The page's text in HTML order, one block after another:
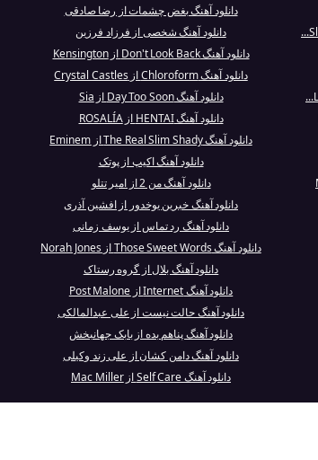
دانلود آهنگ بغض چشمات از رضا صادقی
دانلود آهنگ شخصی از فرزاد فرزین
دانلود آهنگ Don't Look Back از Kensington
دانلود آهنگ Chloroform از Crystal Castles
دانلود آهنگ Day Too Soon از Sia
دانلود آهنگ HENTAI از ROSALÍA
دانلود آهنگ The Real Slim Shady از Eminem
دانلود آهنگ اکیپ از پوتک
دانلود آهنگ من 2 از امیر تتلو
دانلود آهنگ خبرین یوخدور از افشین آذری
دانلود آهنگ رد تماس از یوسف زمانی
دانلود آهنگ Those Sweet Words از Norah Jones
دانلود آهنگ بلال از گروه رستاک
دانلود آهنگ Internet از Post Malone
دانلود آهنگ حالت نیست از علی عبدالمالکی
دانلود آهنگ پناهم بده از بابک جهانبخش
دانلود آهنگ دامن‌ کشان از علی زند وکیلی
دانلود آهنگ Self Care از Mac Miller